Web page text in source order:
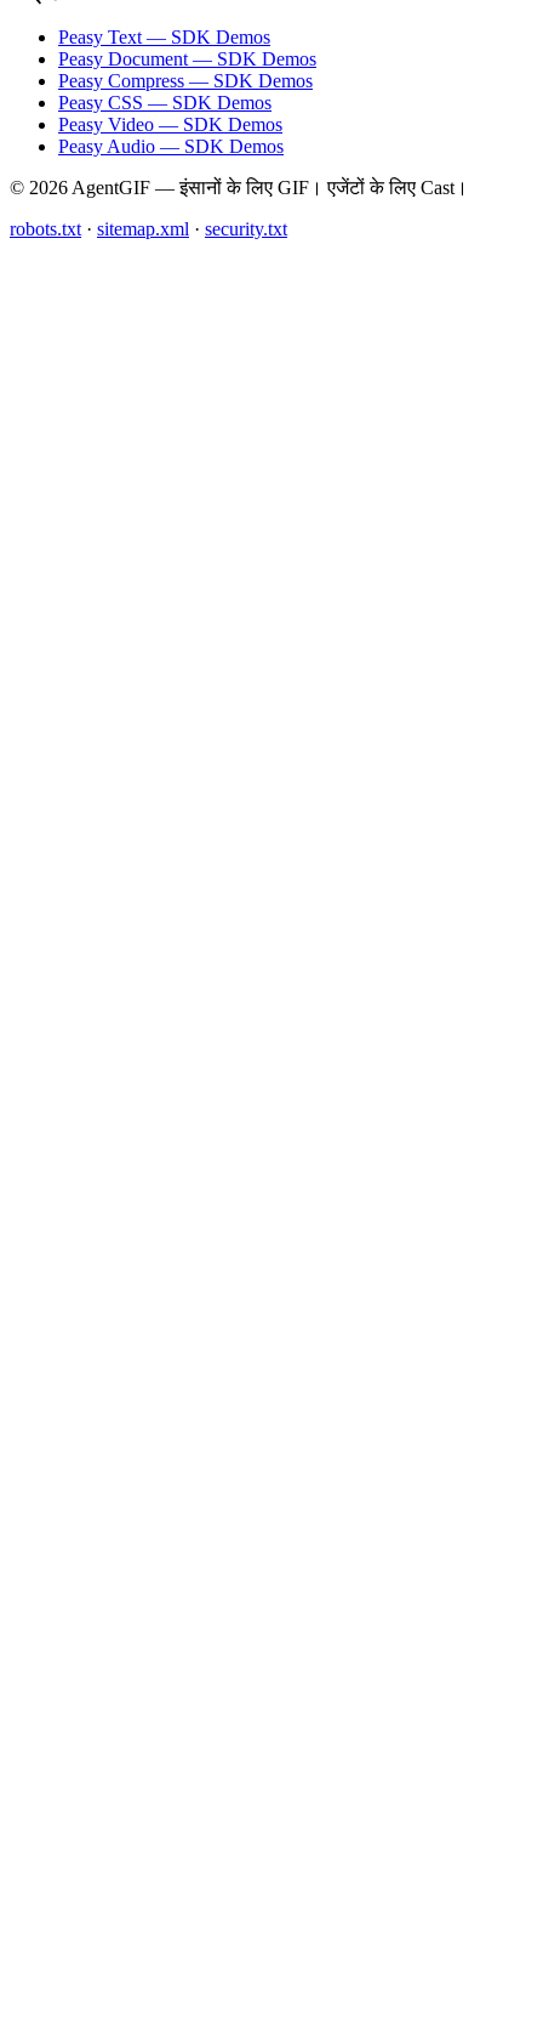
Peasy Text — SDK Demos
Peasy Document — SDK Demos
Peasy Compress — SDK Demos
Peasy CSS — SDK Demos
Peasy Video — SDK Demos
Peasy Audio — SDK Demos
© 2026 AgentGIF — इंसानों के लिए GIF। एजेंटों के लिए Cast।
robots.txt · sitemap.xml · security.txt